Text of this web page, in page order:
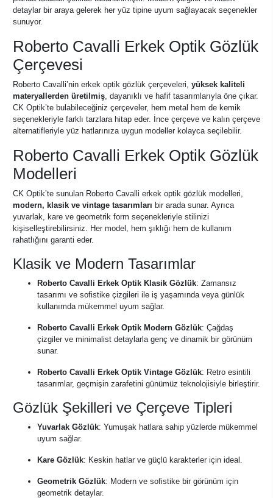
detaylar bir araya gelerek her yüz tipine uyum sağlayacak seçenekler
sunuyor.
Roberto Cavalli Erkek Optik Gözlük
Çerçevesi
Roberto Cavalli’nin erkek optik gözlük çerçeveleri, yüksek kaliteli
materyallerden üretilmiş, dayanıklı ve hafif tasarımlarıyla öne çıkar.
CK Optik’te bulabileceğiniz çerçeveler, hem metal hem de kemik
seçenekleriyle farklı tarzlara hitap eder. İnce çerçeve ve kalın çerçeve
alternatifleriyle yüz hatlarınıza uygun modeller kolayca seçilebilir.
Roberto Cavalli Erkek Optik Gözlük
Modelleri
CK Optik’te sunulan Roberto Cavalli erkek optik gözlük modelleri,
modern, klasik ve vintage tasarımları bir arada sunar. Ayrıca
yuvarlak, kare ve geometrik form seçenekleriyle stilinizi
kişiselleştirebilirsiniz. Her model, hem şıklığı hem de kullanım
rahatlığını garanti eder.
Klasik ve Modern Tasarımlar
Roberto Cavalli Erkek Optik Klasik Gözlük: Zamansız
tasarımı ve sofistike çizgileri ile iş yaşamında veya günlük
kullanımda mükemmel uyum sağlar.
Roberto Cavalli Erkek Optik Modern Gözlük: Çağdaş
çizgiler ve minimalist detaylarla genç ve dinamik bir görünüm
sunar.
Roberto Cavalli Erkek Optik Vintage Gözlük: Retro esintili
tasarımlar, geçmişin zarafetini günümüz teknolojisiyle birleştirir.
Gözlük Şekilleri ve Çerçeve Tipleri
Yuvarlak Gözlük: Yumuşak hatlara sahip yüzlerde mükemmel
uyum sağlar.
Kare Gözlük: Keskin hatlar ve güçlü karakterler için ideal.
Geometrik Gözlük: Modern ve sofistike bir görünüm için
geometrik detaylar.